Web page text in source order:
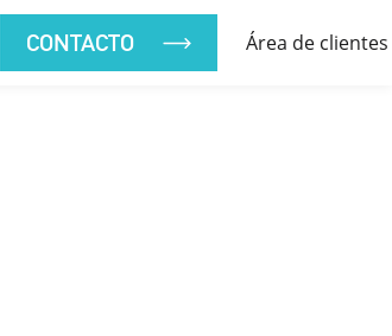
CONTACTO Área de clientes